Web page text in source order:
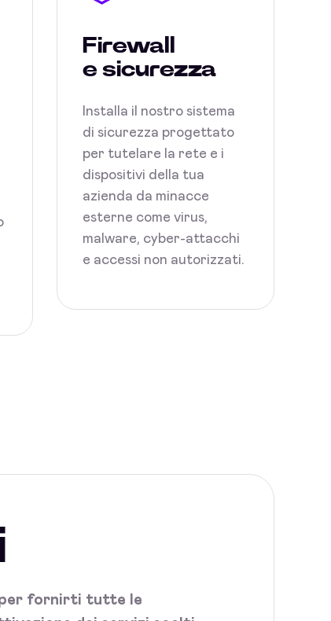
Firewall
e sicurezza
Installa il nostro sistema
di sicurezza progettato
per tutelare la rete e i
dispositivi della tua
azienda da minacce
esterne come virus,
malware, cyber-attacchi
e accessi non autorizzati.
fornirti tutte le